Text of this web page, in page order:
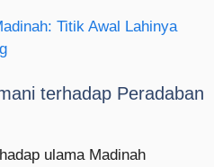
Titik Awal Lahinya
terhadap Peradaban
ulama Madinah